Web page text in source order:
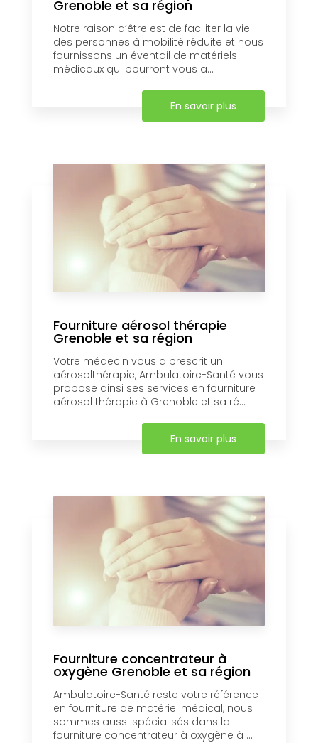
Grenoble et sa région
Notre raison d’être est de faciliter la vie
des personnes à mobilité réduite et nous
fournissons un éventail de matériels
médicaux qui pourront vous a...
En savoir plus
Fourniture aérosol thérapie
Grenoble et sa région
Votre médecin vous a prescrit un
aérosolthérapie, Ambulatoire-Santé vous
propose ainsi ses services en fourniture
aérosol thérapie à Grenoble et sa ré...
En savoir plus
Fourniture concentrateur à
oxygène Grenoble et sa région
Ambulatoire-Santé reste votre référence
en fourniture de matériel médical, nous
sommes aussi spécialisés dans la
fourniture concentrateur à oxygène à ...